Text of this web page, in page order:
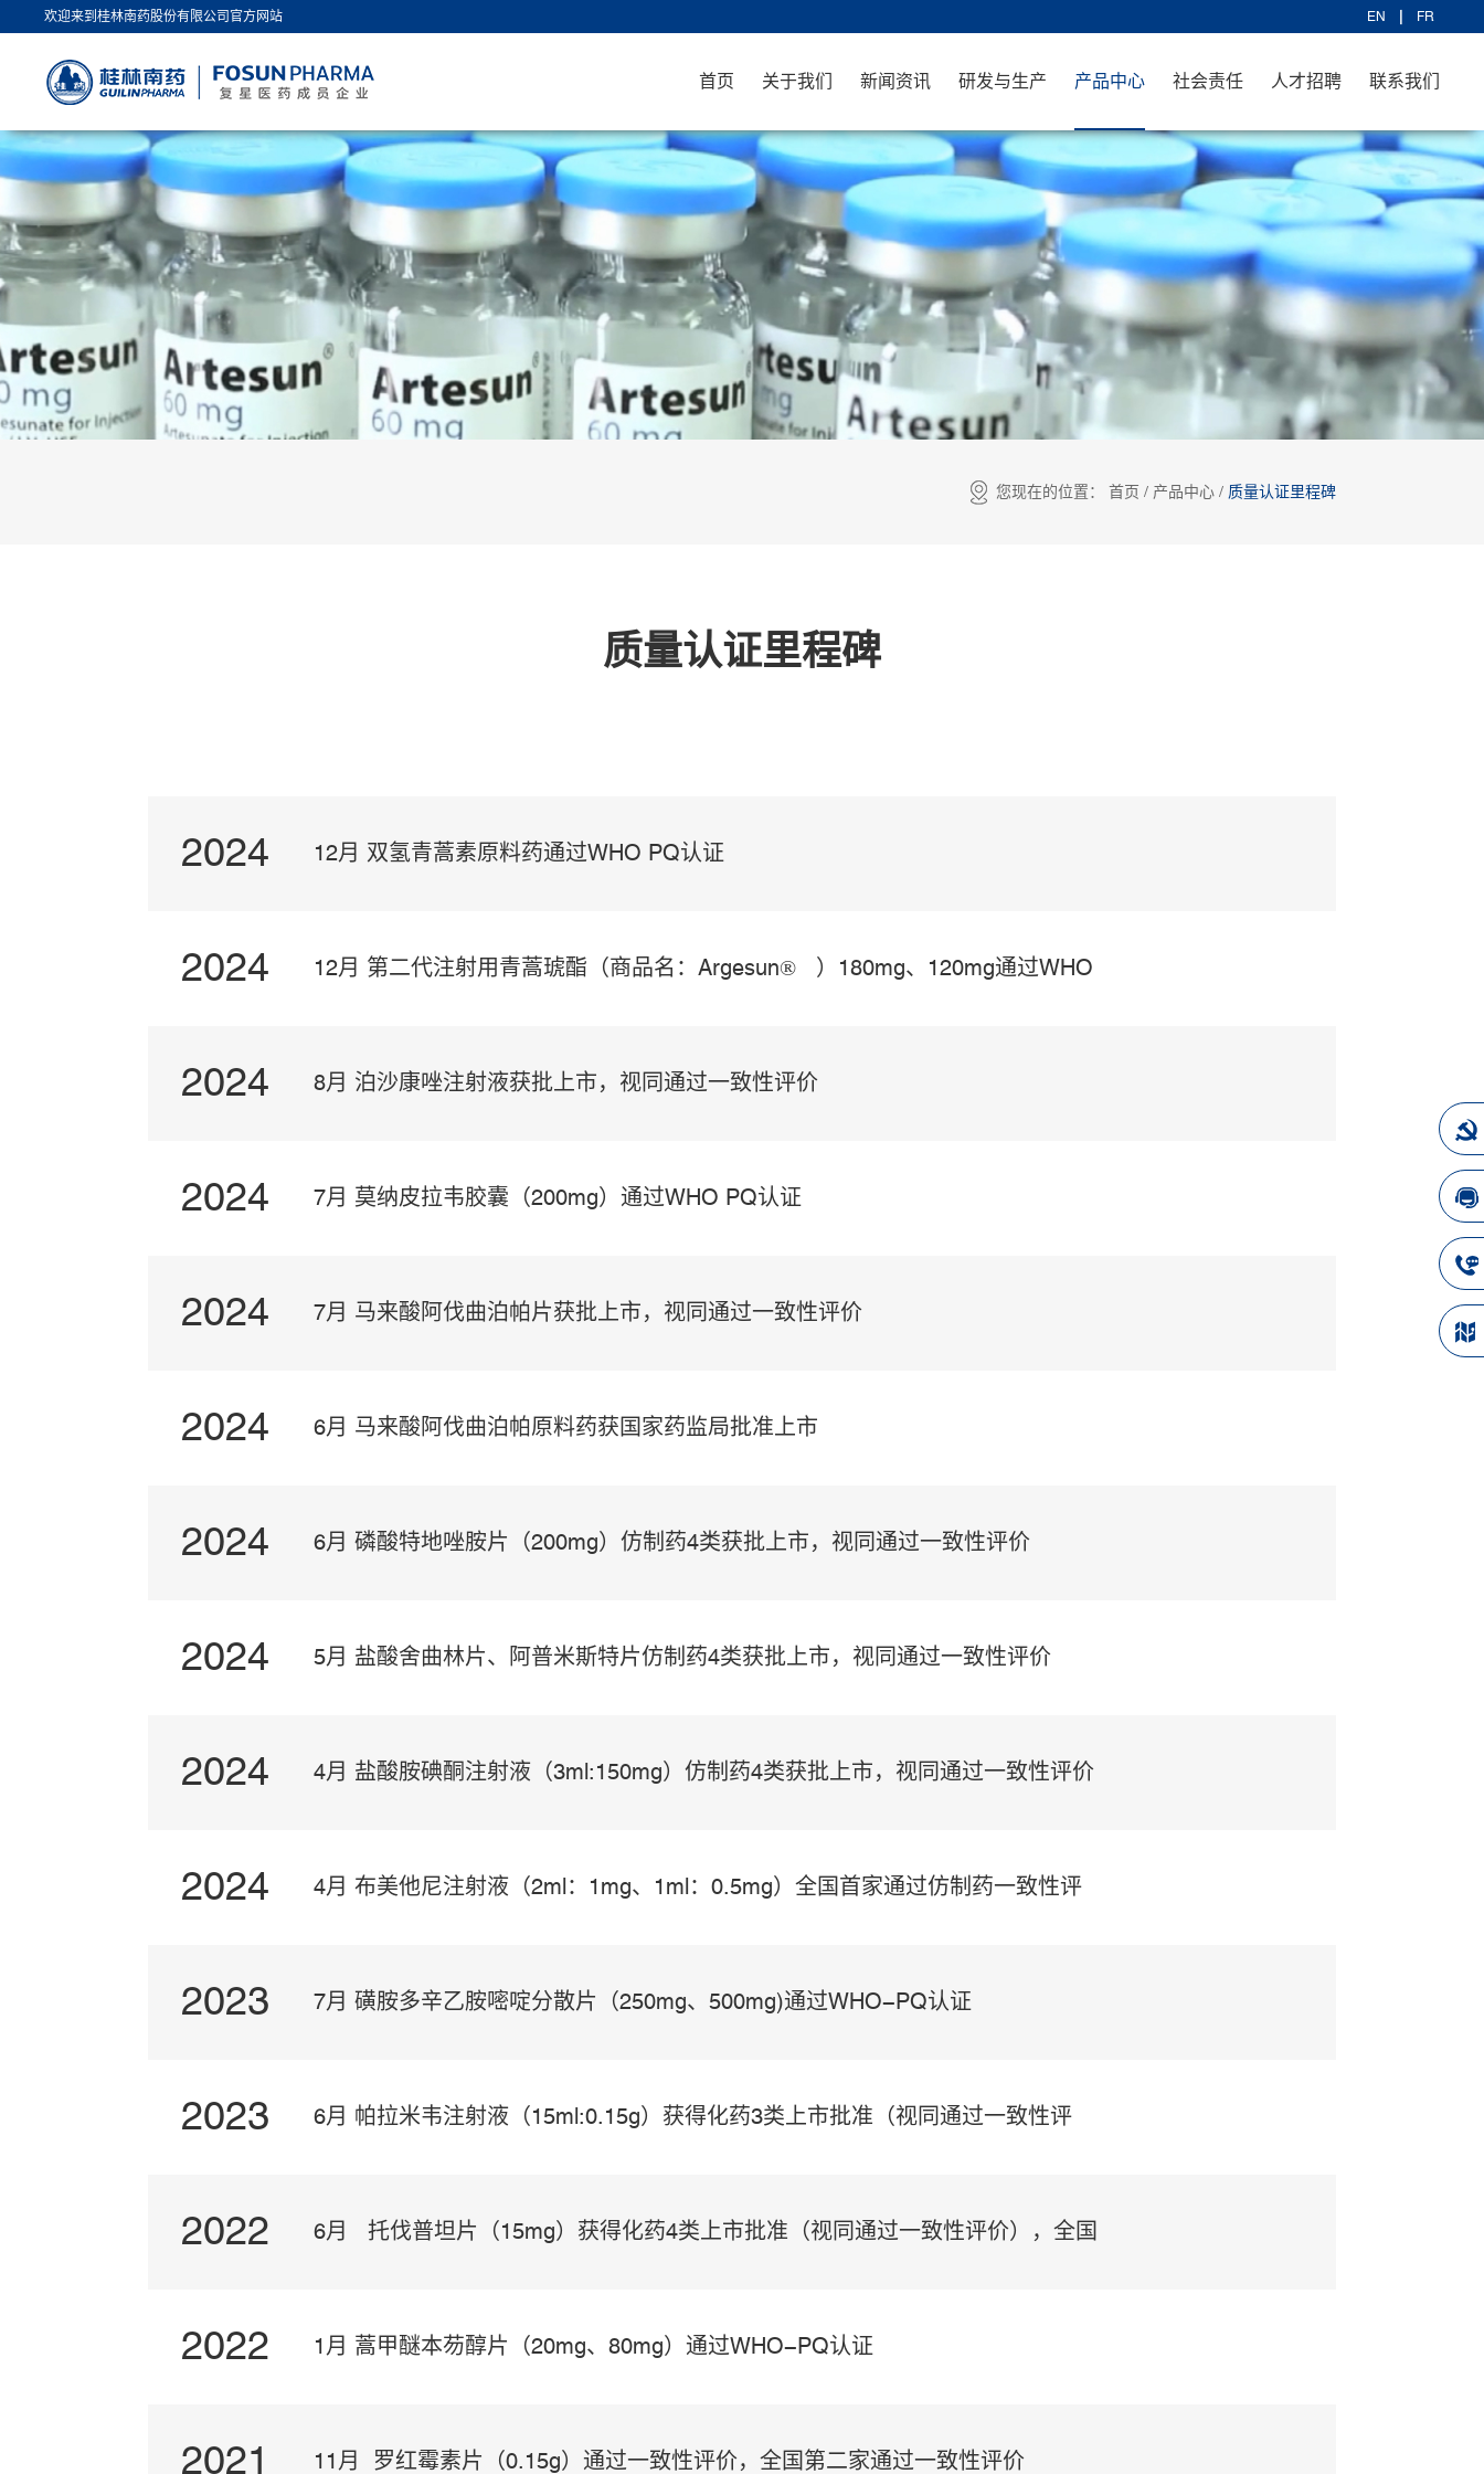
欢迎来到桂林南药股份有限公司官方网站 EN FR
首页 关于我们 新闻资讯 研发与生产 产品中心 社会责任 人才招聘 联系我们
您现在的位置： 首页 / 产品中心 / 质量认证里程碑
质量认证里程碑
2024 12月 双氢青蒿素原料药通过WHO PQ认证
2024 12月 第二代注射用青蒿琥酯（商品名：Argesun® ）180mg、120mg通过WHO
药品预认证
2024 8月 泊沙康唑注射液获批上市，视同通过一致性评价
2024 7月 莫纳皮拉韦胶囊（200mg）通过WHO PQ认证
2024 7月 马来酸阿伐曲泊帕片获批上市，视同通过一致性评价
2024 6月 马来酸阿伐曲泊帕原料药获国家药监局批准上市
2024 6月 磷酸特地唑胺片（200mg）仿制药4类获批上市，视同通过一致性评价
2024 5月 盐酸舍曲林片、阿普米斯特片仿制药4类获批上市，视同通过一致性评价
2024 4月 盐酸胺碘酮注射液（3ml:150mg）仿制药4类获批上市，视同通过一致性评价
2024 4月 布美他尼注射液（2ml：1mg、1ml：0.5mg）全国首家通过仿制药一致性评
价
2023 7月 磺胺多辛乙胺嘧啶分散片（250mg、500mg)通过WHO-PQ认证
2023 6月 帕拉米韦注射液（15ml:0.15g）获得化药3类上市批准（视同通过一致性评
价），并列全国第三
2022 6月 托伐普坦片（15mg）获得化药4类上市批准（视同通过一致性评价），全国
第三家
2022 1月 蒿甲醚本芴醇片（20mg、80mg）通过WHO-PQ认证
2021 11月 罗红霉素片（0.15g）通过一致性评价，全国第二家通过一致性评价